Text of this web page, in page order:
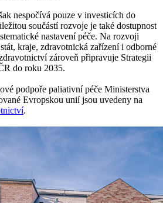
nespočívá pouze v investicích do
součástí rozvoje je také dostupnost
nastavení péče. Na rozvoji
kraje, zdravotnická zařízení i odborné
zároveň připravuje Strategii
do roku 2035.
podpoře paliativní péče Ministerstva
Evropskou unií jsou uvedeny na
.